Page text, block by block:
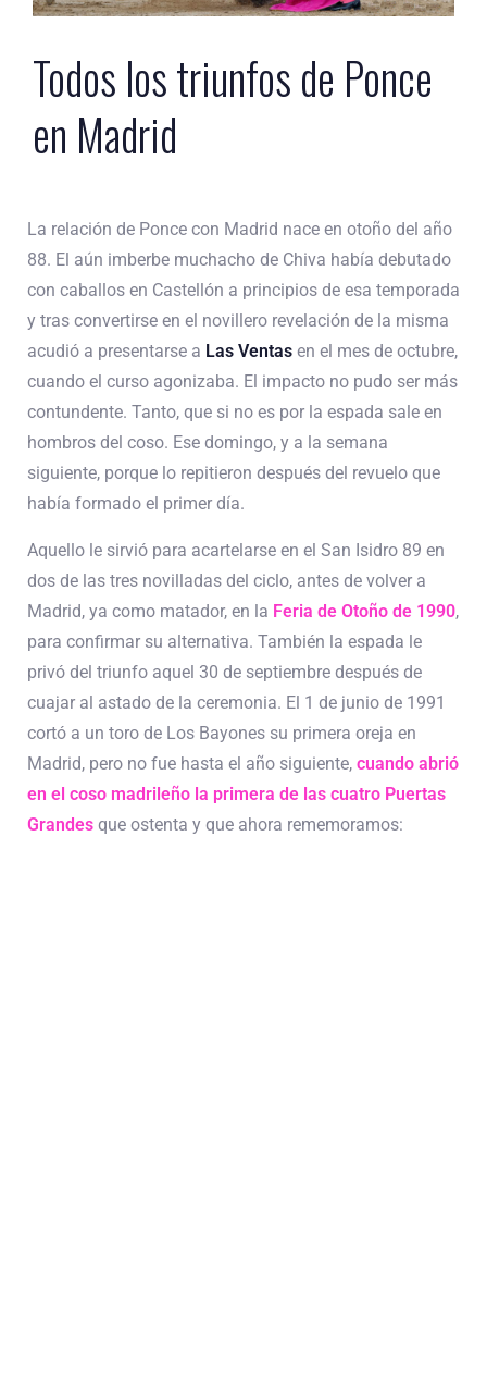
Todos los triunfos de Ponce
en Madrid
La relación de Ponce con Madrid nace en otoño del año
88. El aún imberbe muchacho de Chiva había debutado
con caballos en Castellón a principios de esa temporada
y tras convertirse en el novillero revelación de la misma
acudió a presentarse a Las Ventas en el mes de octubre,
cuando el curso agonizaba. El impacto no pudo ser más
contundente. Tanto, que si no es por la espada sale en
hombros del coso. Ese domingo, y a la semana
siguiente, porque lo repitieron después del revuelo que
había formado el primer día.
Aquello le sirvió para acartelarse en el San Isidro 89 en
dos de las tres novilladas del ciclo, antes de volver a
Madrid, ya como matador, en la Feria de Otoño de 1990,
para confirmar su alternativa. También la espada le
privó del triunfo aquel 30 de septiembre después de
cuajar al astado de la ceremonia. El 1 de junio de 1991
cortó a un toro de Los Bayones su primera oreja en
Madrid, pero no fue hasta el año siguiente, cuando abrió
en el coso madrileño la primera de las cuatro Puertas
Grandes que ostenta y que ahora rememoramos: